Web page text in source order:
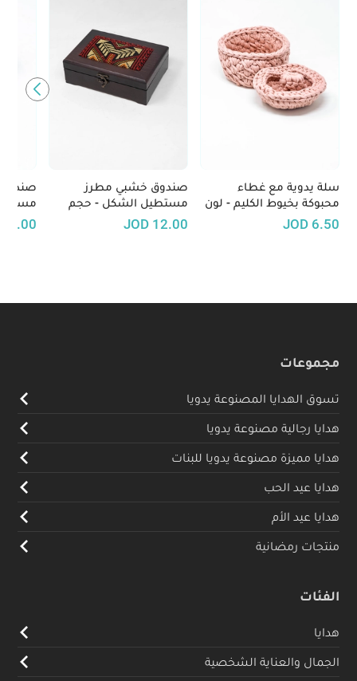
سلة يدوية مع غطاء
محبوكة بخيوط الكليم - لون
زهري
6.50
JOD
صندوق خشبي مطرز
مستطيل الشكل - حجم
وسط
12.00
JOD
10.00
مجموعات
تسوق الهدايا المصنوعة يدويا
هدايا رجالية مصنوعة يدويا
هدايا مميزة مصنوعة يدويا للبنات
هدايا عيد الحب
هدايا عيد الأم
منتجات رمضانية
الفئات
هدايا
الجمال والعناية الشخصية